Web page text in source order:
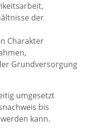
der
Charakter
Grundversorgung
umgesetzt
bis
kann.